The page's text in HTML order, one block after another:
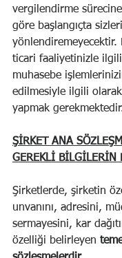
vergilendirme
göre başlangıçta sizleri
yönlendiremeyecektir.
ticari faaliyetinizle
muhasebe
edilmesiyle ilgili
yapmak
ŞİRKET ANA
GEREKLİ BİLGİLERİN
Şirketlerde, şirketin
unvanını, adresini,
sermayesini, kar
özelliği belirleyen